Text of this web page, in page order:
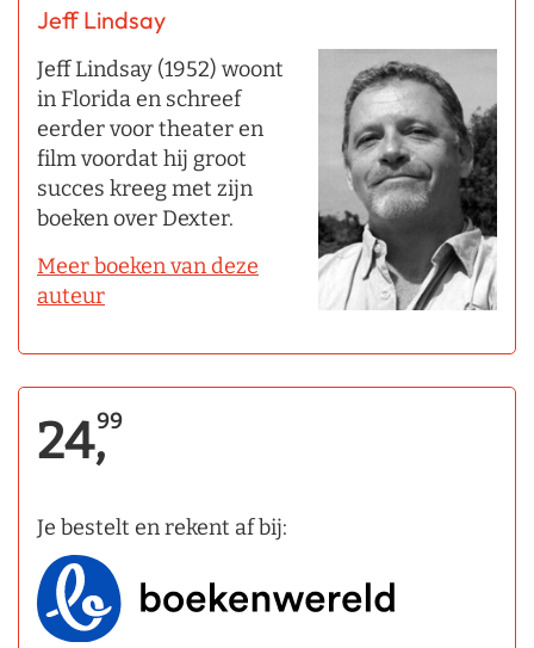
Jeff Lindsay
Jeff Lindsay (1952) woont
in Florida en schreef
eerder voor theater en
film voordat hij groot
succes kreeg met zijn
boeken over Dexter.
Meer boeken van deze
auteur
24,99
Je bestelt en rekent af bij: